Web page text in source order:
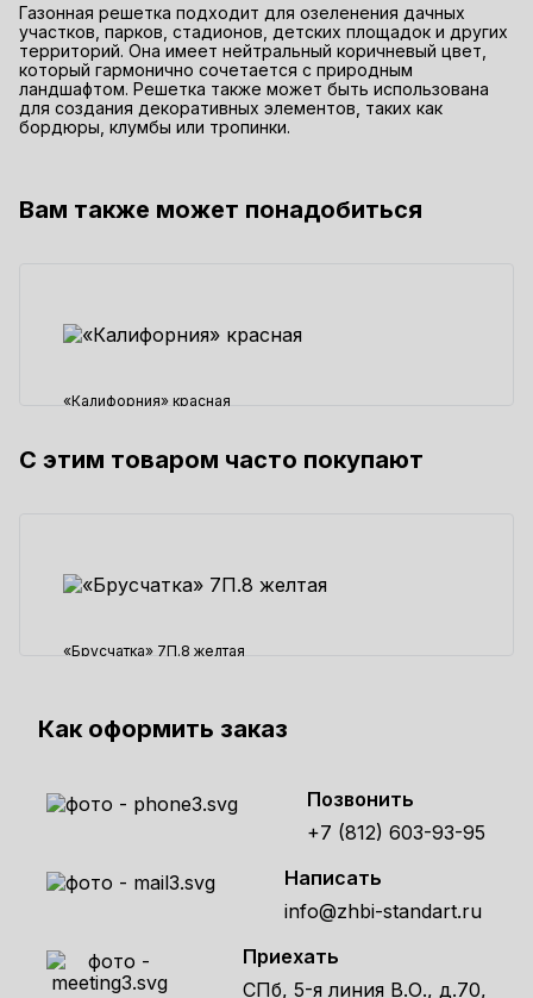
Газонная решетка подходит для озеленения дачных
участков, парков, стадионов, детских площадок и других
территорий. Она имеет нейтральный коричневый цвет,
который гармонично сочетается с природным
ландшафтом. Решетка также может быть использована
для создания декоративных элементов, таких как
бордюры, клумбы или тропинки.
Вам также может понадобиться
«Калифорния» красная
750 ₽
С этим товаром часто покупают
«Брусчатка» 7П.8 желтая
Как оформить заказ
Позвонить
+7 (812) 603-93-95
Написать
info@zhbi-standart.ru
Приехать
СПб, 5-я линия В.О., д.70,